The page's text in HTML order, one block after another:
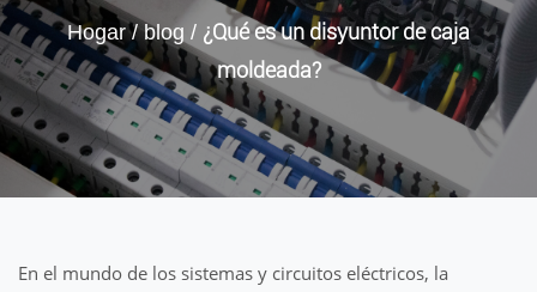
Hogar/blog / ¿Qué es un disyuntor de caja
moldeada?
En el mundo de los sistemas y circuitos eléctricos, la